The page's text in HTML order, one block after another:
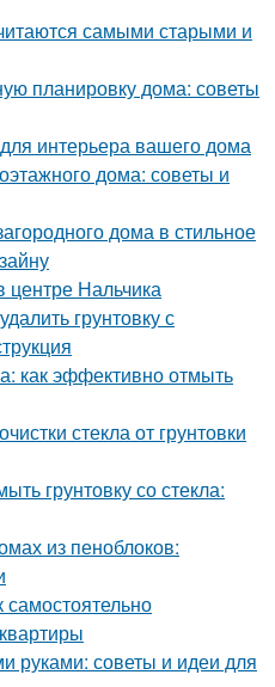
самыми старыми и
планировку дома: советы
интерьера вашего дома
дома: советы и
дома в стильное
центре Нальчика
грунтовку с
как эффективно отмыть
стекла от грунтовки
грунтовку со стекла:
из пеноблоков:
самостоятельно
руками: советы и идеи для